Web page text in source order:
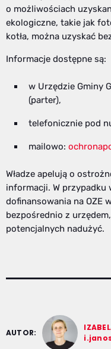
o możliwościach
ekologiczne, takie jak
kotła, można uzyskać
Informacje dostępne są:
w Urzędzie Gminy
(parter),
telefonicznie pod
mailowo:
Władze apelują o
informacji. W
dofinansowania na OZE
bezpośrednio z
potencjalnych nadużyć.
AUTOR: